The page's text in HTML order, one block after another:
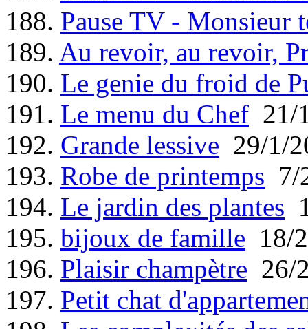
188. Pause TV - Monsieur
189. Au revoir, au revoir,
190. Le genie du froid de
191. Le menu du Chef 21/
192. Grande lessive 29/1/
193. Robe de printemps 7/
194. Le jardin des plantes
195. bijoux de famille 18/
196. Plaisir champètre 26/
197. Petit chat